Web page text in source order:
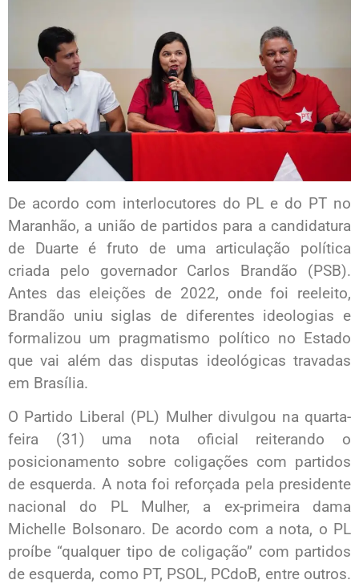
De acordo com interlocutores do PL e do PT no
Maranhão, a união de partidos para a candidatura
de Duarte é fruto de uma articulação política
criada pelo governador Carlos Brandão (PSB).
Antes das eleições de 2022, onde foi reeleito,
Brandão uniu siglas de diferentes ideologias e
formalizou um pragmatismo político no Estado
que vai além das disputas ideológicas travadas
em Brasília.
O Partido Liberal (PL) Mulher divulgou na quarta-
feira (31) uma nota oficial reiterando o
posicionamento sobre coligações com partidos
de esquerda. A nota foi reforçada pela presidente
nacional do PL Mulher, a ex-primeira dama
Michelle Bolsonaro. De acordo com a nota, o PL
proíbe “qualquer tipo de coligação” com partidos
de esquerda, como PT, PSOL, PCdoB, entre outros.